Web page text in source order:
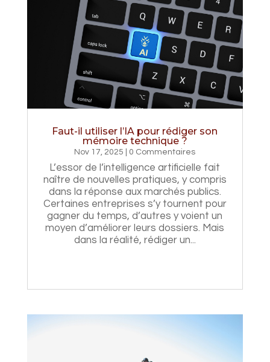
Faut-il utiliser l’IA pour rédiger son
mémoire technique ?
Nov 17, 2025 | 0 Commentaires
L’essor de l’intelligence artificielle fait
naître de nouvelles pratiques, y compris
dans la réponse aux marchés publics.
Certaines entreprises s’y tournent pour
gagner du temps, d’autres y voient un
moyen d’améliorer leurs dossiers. Mais
dans la réalité, rédiger un...